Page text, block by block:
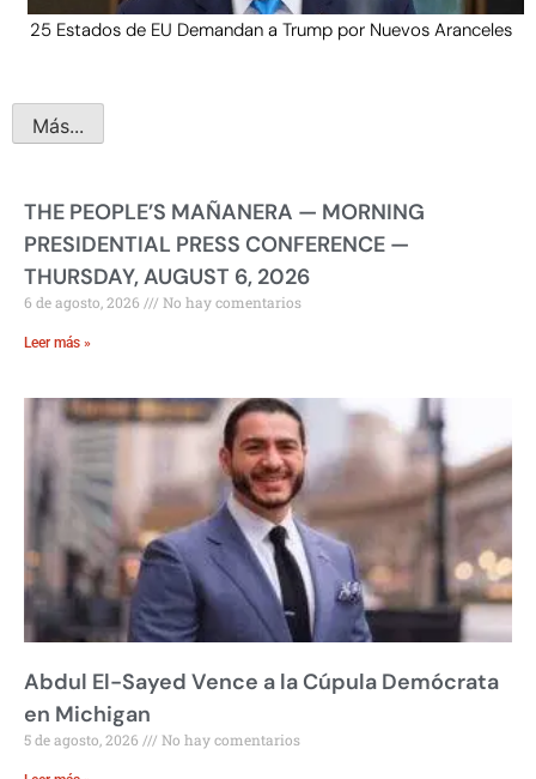
25 Estados de EU Demandan a Trump por Nuevos Aranceles
Más...
THE PEOPLE’S MAÑANERA — MORNING
PRESIDENTIAL PRESS CONFERENCE —
THURSDAY, AUGUST 6, 2026
6 de agosto, 2026 No hay comentarios
Leer más »
Abdul El-Sayed Vence a la Cúpula Demócrata
en Michigan
5 de agosto, 2026 No hay comentarios